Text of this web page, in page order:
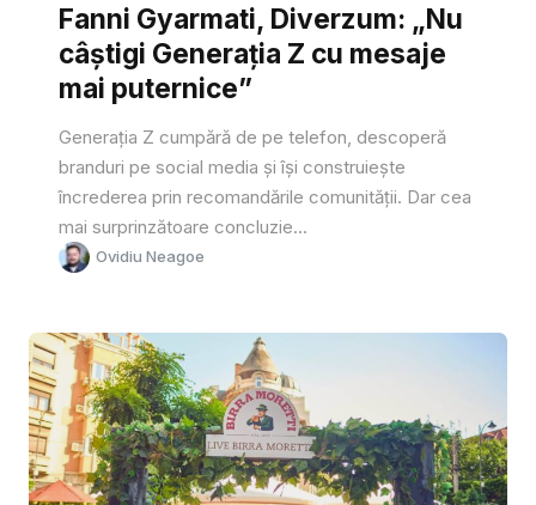
Fanni Gyarmati, Diverzum: „Nu
câștigi Generația Z cu mesaje
mai puternice”
Generația Z cumpără de pe telefon, descoperă
branduri pe social media și își construiește
încrederea prin recomandările comunității. Dar cea
mai surprinzătoare concluzie...
Ovidiu Neagoe